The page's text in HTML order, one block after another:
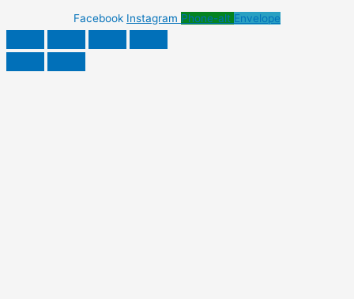
Facebook Instagram Phone-alt Envelope